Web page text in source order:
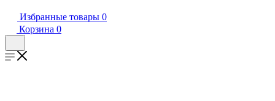
Избранные товары 0
Корзина 0